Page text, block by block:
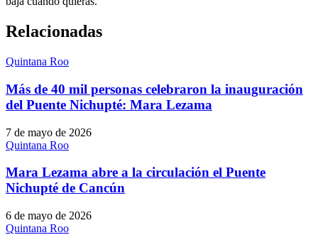
Relacionadas
Quintana Roo
Más de 40 mil personas celebraron la inauguración
del Puente Nichupté: Mara Lezama
7 de mayo de 2026
Quintana Roo
Mara Lezama abre a la circulación el Puente
Nichupté de Cancún
6 de mayo de 2026
Quintana Roo